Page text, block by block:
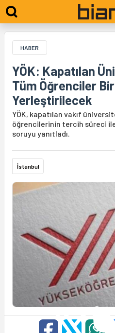
HABER
YÖK: Kapatılan
Tüm Öğrenciler
Yerleştirilecek
YÖK, kapatılan vakıf
öğrencilerinin tercih süreci
soruyu yanıtladı.
İstanbul